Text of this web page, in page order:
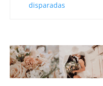
disparadas